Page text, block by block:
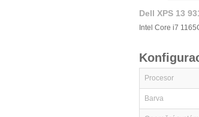
Dell XPS 13
Intel Core i7
Procesor
Barva